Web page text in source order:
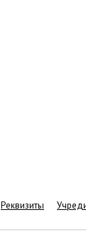
Реквизиты